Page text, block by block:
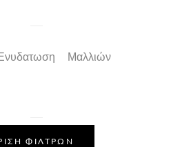
Μαλλιών
ΦΙΛΤΡΩΝ